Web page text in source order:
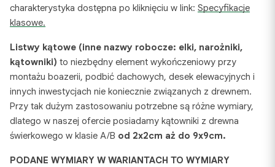
charakterystyka dostępna po kliknięciu w link: Specyfikacje
klasowe.
Listwy kątowe (inne nazwy robocze: elki, narożniki,
kątowniki) to niezbędny element wykończeniowy przy
montażu boazerii, podbić dachowych, desek elewacyjnych i
innych inwestycjach nie koniecznie związanych z drewnem.
Przy tak dużym zastosowaniu potrzebne są różne wymiary,
dlatego w naszej ofercie posiadamy kątowniki z drewna
świerkowego w klasie A/B od 2x2cm aż do 9x9cm.
PODANE WYMIARY W WARIANTACH TO WYMIARY